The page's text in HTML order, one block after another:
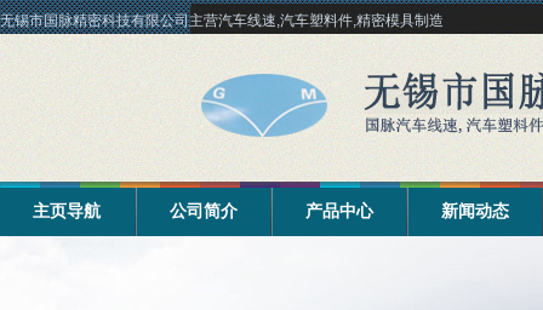
无锡市国脉精密科技有限公司主营汽车线速,汽车塑料件,精密模具制造
主页导航 公司简介 产品中心 新闻动态